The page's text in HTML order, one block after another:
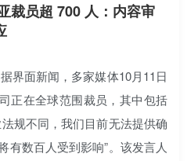
裁员超 700 人：内容审
界面新闻，多家媒体10月11日
正在全球范围裁员，其中包括
规不同，我们目前无法提供确
有数百人受到影响”。该发言人